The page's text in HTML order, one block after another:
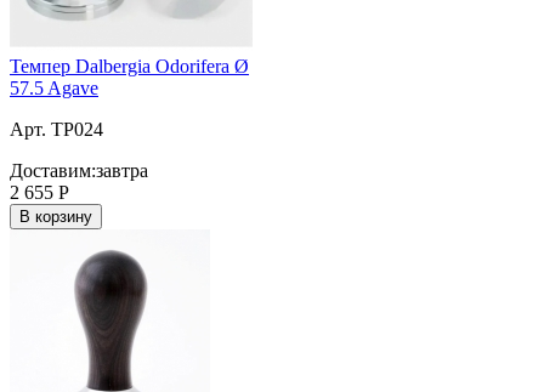
Темпер Dalbergia Odorifera Ø
57.5 Agave
Арт. TP024
Доставим:завтра
2 655 Р
В корзину